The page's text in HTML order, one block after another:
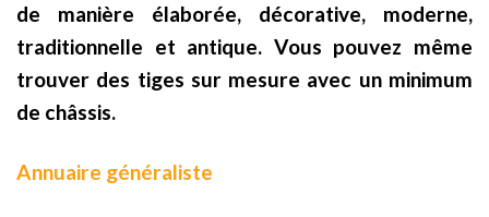
de manière élaborée, décorative, moderne,
traditionnelle et antique. Vous pouvez même
trouver des tiges sur mesure avec un minimum
de châssis.
Annuaire généraliste